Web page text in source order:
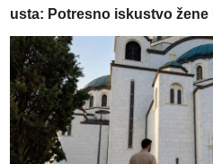
usta: Potresno iskustvo žene